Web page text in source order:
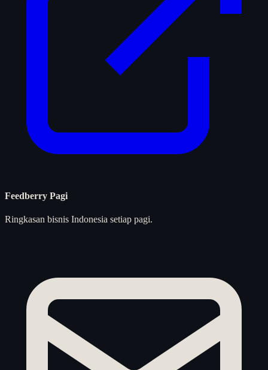
Feedberry Pagi
Ringkasan bisnis Indonesia setiap pagi.